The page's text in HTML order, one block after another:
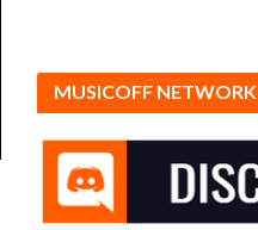
MUSICOFF NETWORK